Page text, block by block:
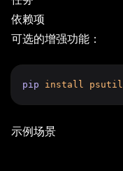
依赖项
可选的增强功能：
pip install psutil
示例场景